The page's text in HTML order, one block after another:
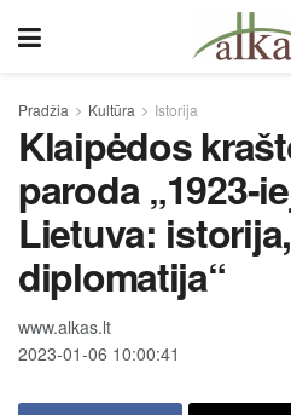
Pradžia Kultūra Istorija
Klaipėdos
paroda „1923-
Lietuva:
diplomatija“
www.alkas.lt
2023-01-06 10:00:41